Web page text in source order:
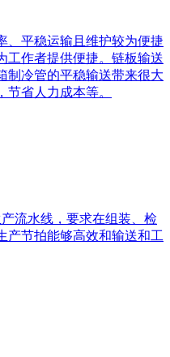
、平稳运输且维护较为便捷
工作者提供便捷。链板输送
制冷管的平稳输送带来很大
省人力成本等。
流水线，要求在组装、检
产节拍能够高效和输送和工